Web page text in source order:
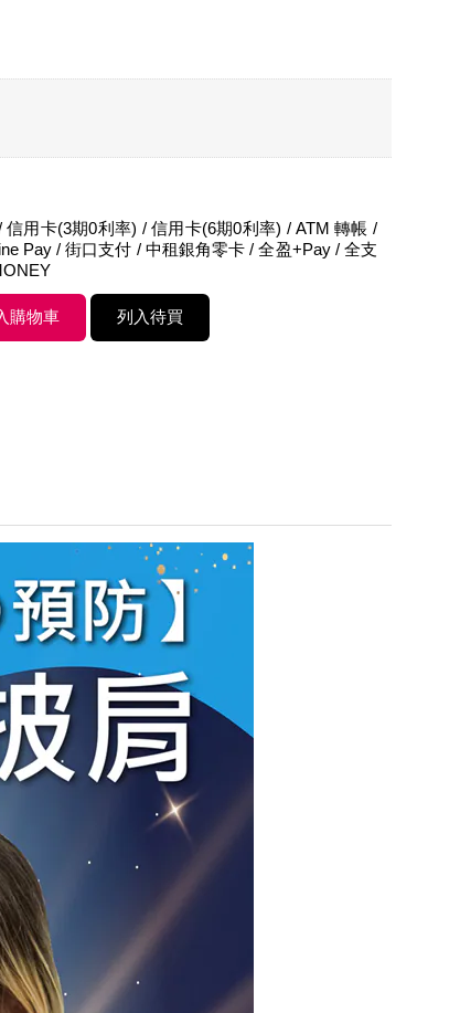
信用卡(3期0利率) / 信用卡(6期0利率) / ATM 轉帳 /
Pay / 街口支付 / 中租銀角零卡 / 全盈+Pay / 全支